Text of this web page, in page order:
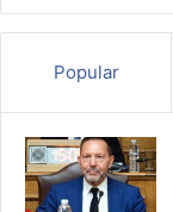
Popular